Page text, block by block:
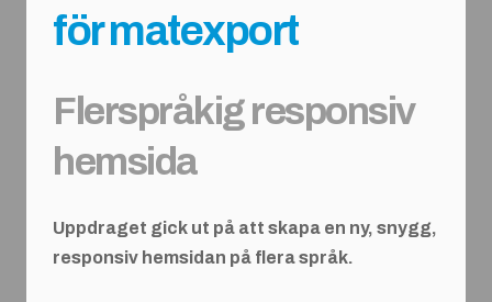
för matexport
Flerspråkig responsiv
hemsida
Uppdraget gick ut på att skapa en ny, snygg,
responsiv hemsidan på flera språk.